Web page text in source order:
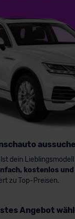
dein
kostenlos
zu Top-Preisen.
Angebot